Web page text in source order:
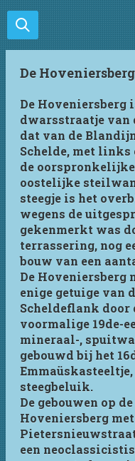
Ga
direct
naar
hoofdinhoud
De Hoveniersberg
De Hoveniersberg
dwarsstraatje van
dat van de
Schelde, met
de
oostelijke
steegje is het
wegens de
gekenmerkt was
terrassering, nog
bouw van een
De Hoveniersberg
enige getuige van
Scheldeflank door
voormalige 19de-
mineraal-,
gebouwd bij het
Emmaüskasteeltje,
steegbeluik.
De gebouwen op
Hoveniersberg
een